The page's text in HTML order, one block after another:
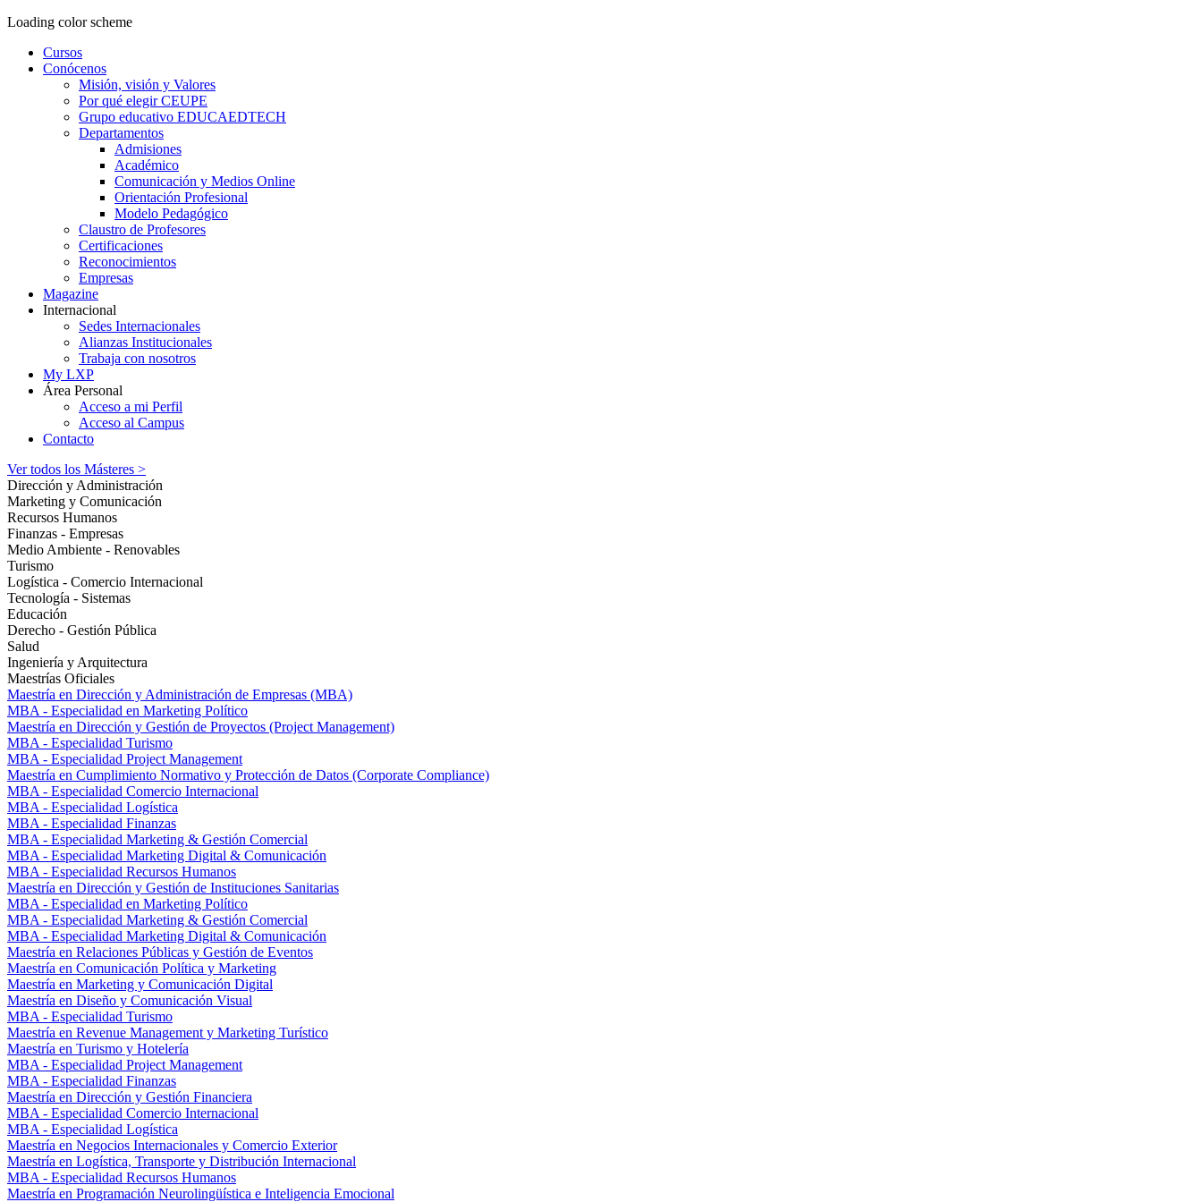
Loading color scheme
Cursos
Conócenos
Misión, visión y Valores
Por qué elegir CEUPE
Grupo educativo EDUCAEDTECH
Departamentos
Admisiones
Académico
Comunicación y Medios Online
Orientación Profesional
Modelo Pedagógico
Claustro de Profesores
Certificaciones
Reconocimientos
Empresas
Magazine
Internacional
Sedes Internacionales
Alianzas Institucionales
Trabaja con nosotros
My LXP
Área Personal
Acceso a mi Perfil
Acceso al Campus
Contacto
Ver todos los Másteres >
Dirección y Administración
Marketing y Comunicación
Recursos Humanos
Finanzas - Empresas
Medio Ambiente - Renovables
Turismo
Logística - Comercio Internacional
Tecnología - Sistemas
Educación
Derecho - Gestión Pública
Salud
Ingeniería y Arquitectura
Maestrías Oficiales
Maestría en Dirección y Administración de Empresas (MBA)
MBA - Especialidad en Marketing Político
Maestría en Dirección y Gestión de Proyectos (Project Management)
MBA - Especialidad Turismo
MBA - Especialidad Project Management
Maestría en Cumplimiento Normativo y Protección de Datos (Corporate Compliance)
MBA - Especialidad Comercio Internacional
MBA - Especialidad Logística
MBA - Especialidad Finanzas
MBA - Especialidad Marketing & Gestión Comercial
MBA - Especialidad Marketing Digital & Comunicación
MBA - Especialidad Recursos Humanos
Maestría en Dirección y Gestión de Instituciones Sanitarias
MBA - Especialidad en Marketing Político
MBA - Especialidad Marketing & Gestión Comercial
MBA - Especialidad Marketing Digital & Comunicación
Maestría en Relaciones Públicas y Gestión de Eventos
Maestría en Comunicación Política y Marketing
Maestría en Marketing y Comunicación Digital
Maestría en Diseño y Comunicación Visual
MBA - Especialidad Turismo
Maestría en Revenue Management y Marketing Turístico
Maestría en Turismo y Hotelería
MBA - Especialidad Project Management
MBA - Especialidad Finanzas
Maestría en Dirección y Gestión Financiera
MBA - Especialidad Comercio Internacional
MBA - Especialidad Logística
Maestría en Negocios Internacionales y Comercio Exterior
Maestría en Logística, Transporte y Distribución Internacional
MBA - Especialidad Recursos Humanos
Maestría en Programación Neurolingüística e Inteligencia Emocional